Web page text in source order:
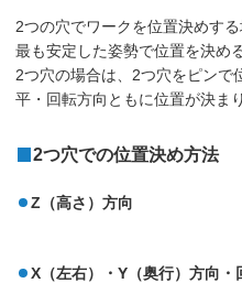
2つの穴でワークを位置決めす
最も安定した姿勢で位置を決め
2つ穴の場合は、2つ穴をピンで
平・回転方向ともに位置が決ま
2つ穴での位置決め方法
Z（高さ）方向
X（左右）・Y（奥行）方向・